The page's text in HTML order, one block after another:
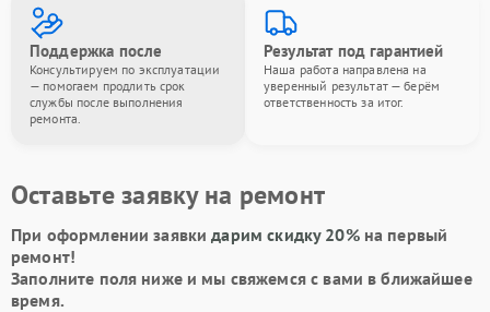
Поддержка после
Консультируем по эксплуатации
— помогаем продлить срок
службы после выполнения
ремонта.
Результат под гарантией
Наша работа направлена на
уверенный результат — берём
ответственность за итог.
Оставьте заявку на ремонт
При оформлении заявкидарим скидку 20%на первый
ремонт!
Заполните поля ниже и мы свяжемся с вами в ближайшее
время.